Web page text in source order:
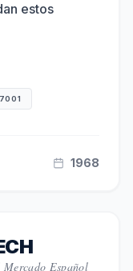
estos
1968
Español